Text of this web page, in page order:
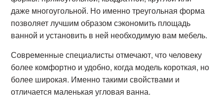
даже многоугольной. Но именно треугольная форма
позволяет лучшим образом сэкономить площадь
ванной и установить в ней необходимую вам мебель.
Современные специалисты отмечают, что человеку
более комфортно и удобно, когда модель короткая, но
более широкая. Именно такими свойствами и
отличается маленькая угловая ванна.